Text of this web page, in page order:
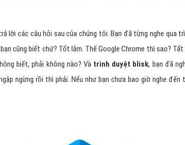
lời các câu hỏi sau của chúng tôi. Bạn đã từng nghe qua
cũng biết chứ? Tốt lắm. Thế Google Chrome thì sao? Tất
biết, phải không nào? Và trình duyệt blisk, bạn đã
ngừng rồi thì phải. Nếu như bạn chưa bao giờ nghe đến